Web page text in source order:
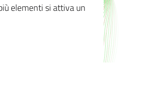
elementi si attiva un